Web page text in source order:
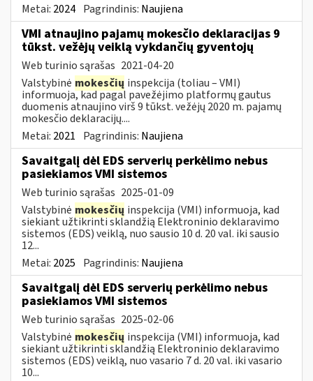
Metai: 2024 Pagrindinis: Naujiena
VMI atnaujino pajamų mokesčio deklaracijas 9
tūkst. vežėjų veiklą vykdančių gyventojų
Web turinio sąrašas 2021-04-20
Valstybinė mokesčių inspekcija (toliau – VMI)
informuoja, kad pagal pavežėjimo platformų gautus
duomenis atnaujino virš 9 tūkst. vežėjų 2020 m. pajamų
mokesčio deklaracijų....
Metai: 2021 Pagrindinis: Naujiena
Savaitgalį dėl EDS serverių perkėlimo nebus
pasiekiamos VMI sistemos
Web turinio sąrašas 2025-01-09
Valstybinė mokesčių inspekcija (VMI) informuoja, kad
siekiant užtikrinti sklandžią Elektroninio deklaravimo
sistemos (EDS) veiklą, nuo sausio 10 d. 20 val. iki sausio
12...
Metai: 2025 Pagrindinis: Naujiena
Savaitgalį dėl EDS serverių perkėlimo nebus
pasiekiamos VMI sistemos
Web turinio sąrašas 2025-02-06
Valstybinė mokesčių inspekcija (VMI) informuoja, kad
siekiant užtikrinti sklandžią Elektroninio deklaravimo
sistemos (EDS) veiklą, nuo vasario 7 d. 20 val. iki vasario
10...